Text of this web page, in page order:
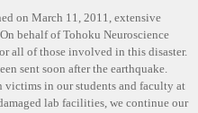
on March 11, 2011, extensive
behalf of Tohoku Neuroscience
all of those involved in this disaster.
sent soon after the earthquake.
victims in our students and faculty at
lab facilities, we continue our